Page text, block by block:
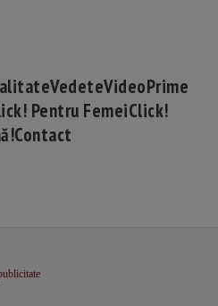
VedeteVideoPrime
Pentru FemeiClick!
Contact